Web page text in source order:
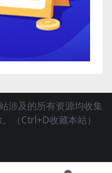
涉及的所有资源均收集
（Ctrl+D收藏本站）